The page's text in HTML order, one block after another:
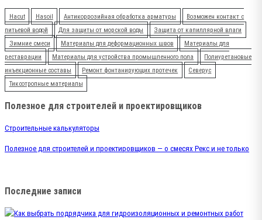
Hacut Hasoil Антикоррозийная обработка арматуры
Возможен контакт с
питьевой водой
Для защиты от морской воды
Защита от капиллярной влаги
Зимние смеси
Материалы для деформационных швов
Материалы для
реставрации
Материалы для устройства промышленного пола
Полиуретановые
инъекционные составы
Ремонт фонтанирующих протечек
Северус
Тиксотропные материалы
Полезное для строителей и проектировщиков
Строительные калькуляторы
Полезное для строителей и проектировщиков — о смесях Рекс и не только
Последние записи